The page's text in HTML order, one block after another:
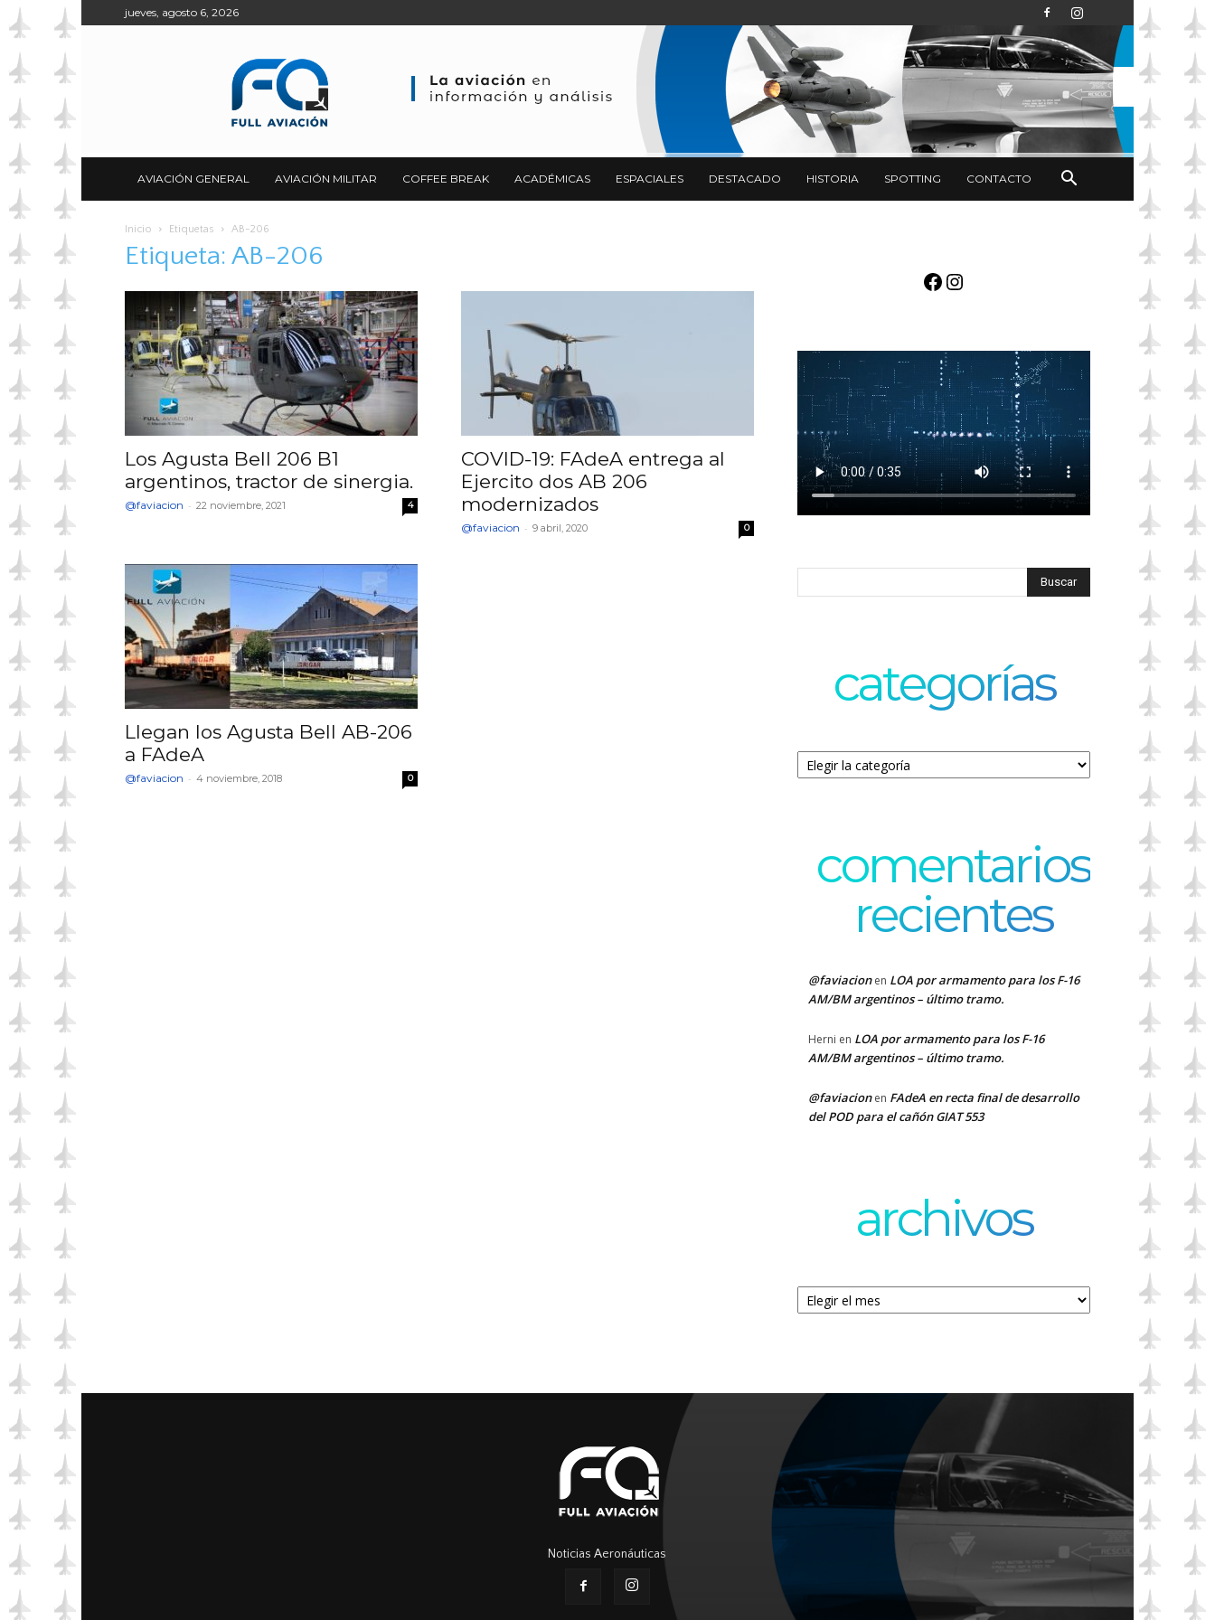
jueves, agosto 6, 2026
AVIACIÓN GENERAL AVIACIÓN MILITAR COFFEE BREAK ACADÉMICAS ESPACIALES DESTACADO HISTORIA SPOTTING CONTACTO
Inicio Etiquetas AB-206
Etiqueta: AB-206
Los Agusta Bell 206 B1
argentinos, tractor de sinergia.
@faviacion - 22 noviembre, 2021 4
COVID-19: FAdeA entrega al
Ejercito dos AB 206
modernizados
@faviacion - 9 abril, 2020 0
Llegan los Agusta Bell AB-206
a FAdeA
@faviacion - 4 noviembre, 2018 0
Facebook
Instagram
categorías
Categorías
comentarios
recientes
@faviacionen LOA por armamento para los F-16
AM/BM argentinos – último tramo.
Herni en LOA por armamento para los F-16
AM/BM argentinos – último tramo.
@faviacionen FAdeA en recta final de desarrollo
del POD para el cañón GIAT 553
archivos
Archivos
Noticias Aeronáuticas